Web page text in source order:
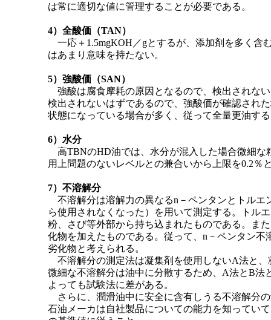
は常に適切な値に管理することが必要である。
4）全酸価（TAN）
一応＋1.5mgKOH／gとするが、添加剤を多く含
はあまり意味を持たない。
5）強酸価（SAN）
強酸は腐食摩耗の原因となるので、検出されな
検出されないはずであるので、強酸価が確認され
状態になっている場合が多く、従って全量更油す
6）水分
高TBNのHD油では、水分が混入した場合微細な
用上問題のないレベルとの兼合いから上限を0.2％
7）不溶解分
不溶解分は溶解力の異なるn－ペンタンとトルエ
ら使用されなくなった）を用いて測定する。トル
粉、さび等外部から持ち込まれたものである。ま
化物を加えたものである。従って、n－ペンタン
劣化物と考えられる。
不溶解分の測定法は凝集剤を使用しないA法と
微細な不溶解分は油中に分散するため、A法とB
よっても試験法に差がある。
さらに、潤滑油中に安全に含有しうる不溶解分
石油メーカは自社製品についての能力を知ってい